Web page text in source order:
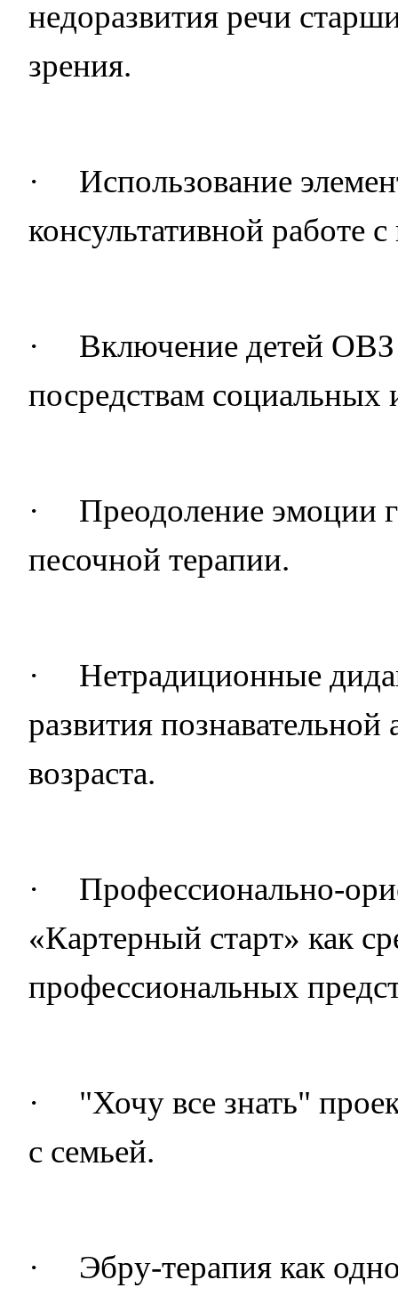
недоразвития речи
зрения.
·
Использование
консультативной работе
·
Включение детей
посредствам социальных
·
Преодоление эмоции
песочной терапии.
·
Нетрадиционные
развития
возраста.
·
Профессионально-
«Картерный старт» как
профессиональных
·
"Хочу все знать"
с семьей.
·
Эбру-терапия как